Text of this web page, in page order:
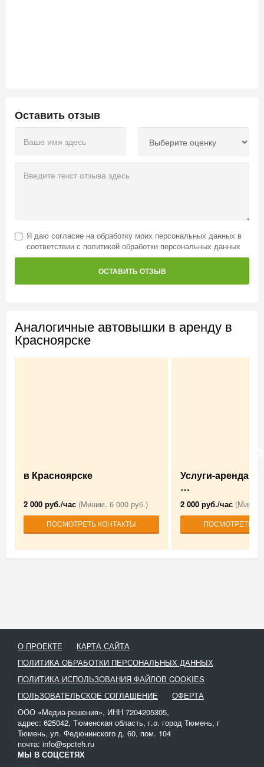
Оставить отзыв
Я даю согласие на обработку моих персональных данных в
соответствии с политикой обработки персональных данных
ОСТАВИТЬ ОТЗЫВ
Аналогичные автовышки в аренду в
Красноярске
в Красноярске
2 000 руб./час (Миним. 6 000 руб.)
ПОСМОТРЕТЬ КОНТАКТЫ
Услуги-аренда
…
2 000 руб./час
ПОСМОТРЕТЬ
О ПРОЕКТЕ
КАРТА САЙТА
ПОЛИТИКА ОБРАБОТКИ ПЕРСОНАЛЬНЫХ ДАННЫХ
ПОЛИТИКА ИСПОЛЬЗОВАНИЯ ФАЙЛОВ COOKIES
ПОЛЬЗОВАТЕЛЬСКОЕ СОГЛАШЕНИЕ
ОФЕРТА
ООО «Медиа-решения», ИНН 7204205305,
адрес: 625042, Тюменская область, г.о. город Тюмень, г
Тюмень, ул. Федюнинского д. 60, пом. 104
почта: info@spcteh.ru
МЫ В СОЦСЕТЯХ